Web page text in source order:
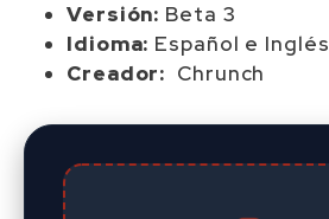
Versión: Beta 3
Idioma: Español e Inglés
Creador: Chrunch